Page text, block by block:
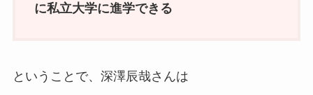
に私立大学に進学できる
ということで、深澤辰哉さんは